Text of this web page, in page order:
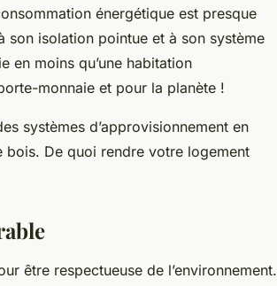
énergétique est presque
isolation pointue et à son système
en moins qu’une habitation
monnaie et pour la planète !
systèmes d’approvisionnement en
bois. De quoi rendre votre logement
être respectueuse de l’environnement.